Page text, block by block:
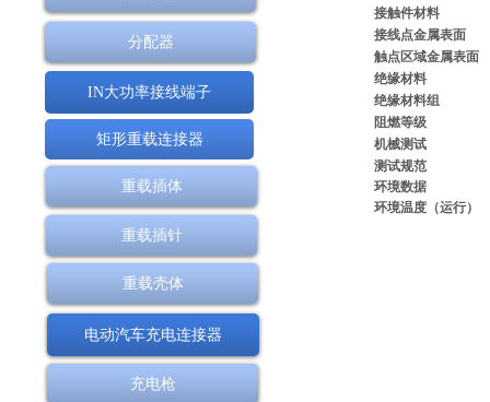
接触件材料
接线点金属表面
触点区域金属表面
绝缘材料
绝缘材料组
阻燃等级
机械测试
测试规范
环境数据
环境温度（运行）
分配器
IN大功率接线端子
矩形重载连接器
重载插体
重载插针
重载壳体
电动汽车充电连接器
充电枪